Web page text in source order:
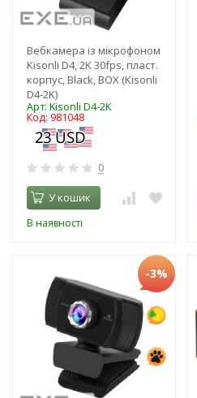
Вебкамера із мікрофоном
Kisonli D4, 2K 30fps, пласт.
корпус, Black, BOX (Kisonli
D4-2K)
Арт: Kisonli D4-2K
Код: 981048
0
У кошик
В наявності
-3%